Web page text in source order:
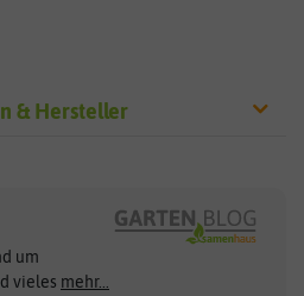
& Hersteller
Clever Pots
COMPO
um
vieles mehr...